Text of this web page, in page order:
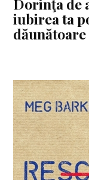
Dorinţa de
iubirea ta